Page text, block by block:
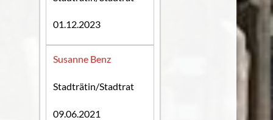
01.12.2023
Susanne Benz
Stadträtin/Stadtrat
09.06.2021